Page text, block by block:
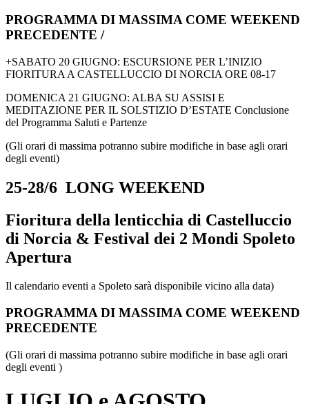
PROGRAMMA DI MASSIMA COME WEEKEND
PRECEDENTE /
+SABATO 20 GIUGNO: ESCURSIONE PER L’INIZIO
FIORITURA A CASTELLUCCIO DI NORCIA ORE 08-17
DOMENICA 21 GIUGNO: ALBA SU ASSISI E
MEDITAZIONE PER IL SOLSTIZIO D’ESTATE Conclusione
del Programma Saluti e Partenze
(Gli orari di massima potranno subire modifiche in base agli orari
degli eventi)
25-28/6 LONG WEEKEND
Fioritura della lenticchia di Castelluccio
di Norcia & Festival dei 2 Mondi Spoleto
Apertura
Il calendario eventi a Spoleto sarà disponibile vicino alla data)
PROGRAMMA DI MASSIMA COME WEEKEND
PRECEDENTE
(Gli orari di massima potranno subire modifiche in base agli orari
degli eventi )